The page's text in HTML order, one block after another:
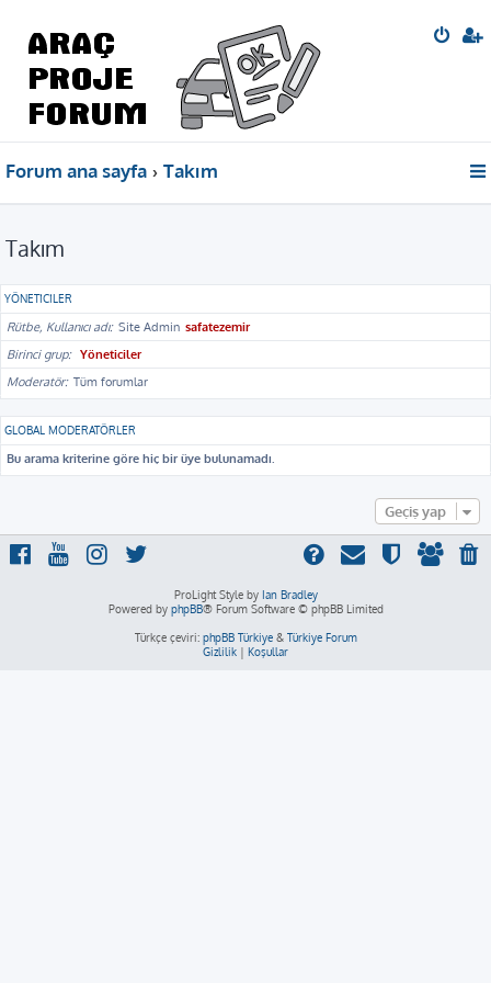
Forum ana sayfa Takım
Takım
YÖNETICILER
Rütbe, Kullanıcı adı Site Admin safatezemir
Birinci grup
Yöneticiler
Moderatör Tüm forumlar
GLOBAL MODERATÖRLER
Bu arama kriterine göre hiç bir üye bulunamadı.
Geçiş yap
ProLight Style by Ian Bradley
Powered by phpBB® Forum Software © phpBB Limited
Türkçe çeviri: phpBB Türkiye& Türkiye Forum
Gizlilik | Koşullar